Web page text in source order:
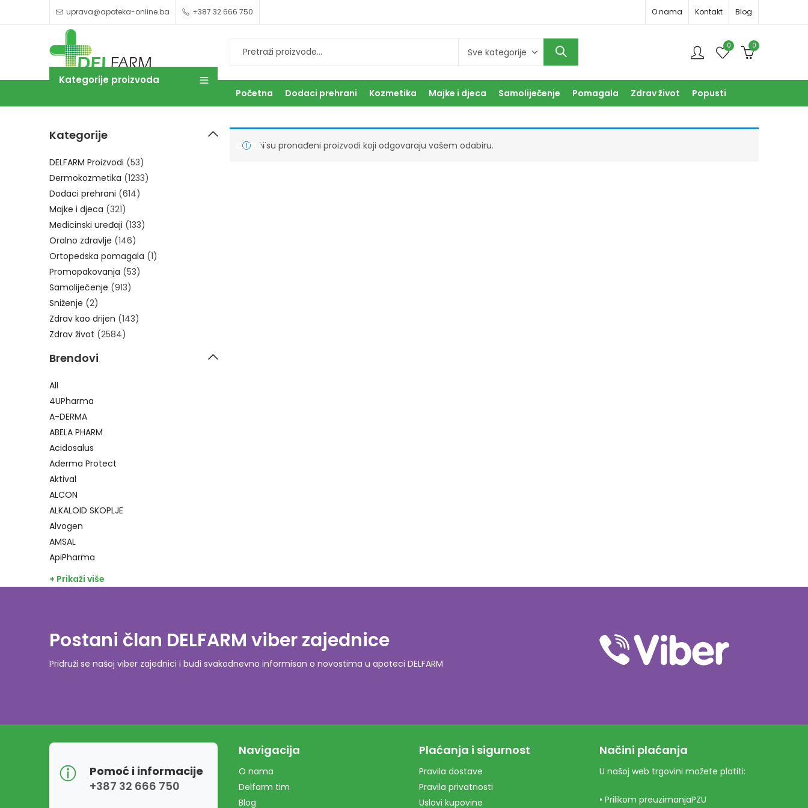
uprava@apoteka-online.ba +387 32 666 750 O nama Kontakt Blog
0 0
Kategorije proizvoda
Početna Dodaci prehrani Kozmetika Majke i djeca Samoliječenje Pomagala Zdrav život Popusti
OUTLETNisu pronađeni proizvodi koji odgovaraju vašem odabiru.
Kategorije
DELFARM Proizvodi (53)
Dermokozmetika (1233)
Dodaci prehrani (614)
Majke i djeca (321)
Medicinski uređaji (133)
Oralno zdravlje (146)
Ortopedska pomagala (1)
Promopakovanja (53)
Samoliječenje (913)
Sniženje (2)
Zdrav kao drijen (143)
Zdrav život (2584)
Brendovi
All
4UPharma
A-DERMA
ABELA PHARM
Acidosalus
Aderma Protect
Aktival
ALCON
ALKALOID SKOPLJE
Alvogen
AMSAL
ApiPharma
+ Prikaži više
Postani član DELFARM viber zajednice
Pridruži se našoj viber zajednici i budi svakodnevno informisan o novostima u apoteci DELFARM
Pomoć i informacije
+387 32 666 750
Navigacija
O nama
Delfarm tim
Blog
Plaćanja i sigurnost
Pravila dostave
Pravila privatnosti
Uslovi kupovine
Načini plaćanja
U našoj web trgovini možete platiti:
• Prilikom preuzimanjaPZU